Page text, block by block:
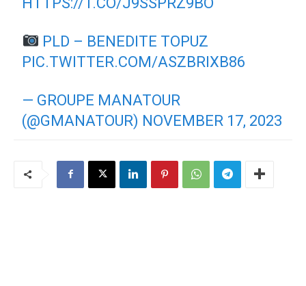
PLD – BENEDITE TOPUZ
PIC.TWITTER.COM/ASZBRIXB86
— GROUPE MANATOUR
(@GMANATOUR) NOVEMBER 17, 2023